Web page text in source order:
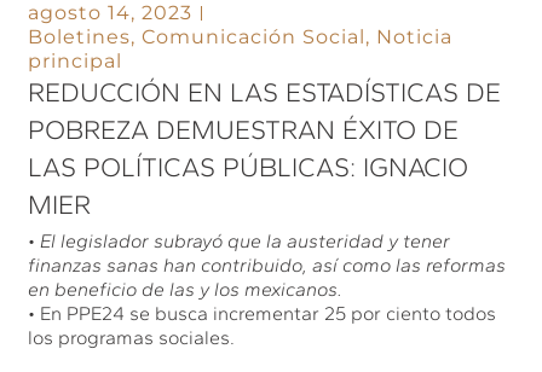
agosto 14, 2023
Boletines,Comunicación Social, Noticia
principal
REDUCCIÓN EN LAS ESTADÍSTICAS DE
POBREZA DEMUESTRAN ÉXITO DE
LAS POLÍTICAS PÚBLICAS: IGNACIO
MIER
•El legislador subrayó que la austeridad y tener
finanzas sanas han contribuido, así como las reformas
en beneficio de las y los mexicanos.
• En PPE24 se busca incrementar 25 por ciento todos
los programas sociales.